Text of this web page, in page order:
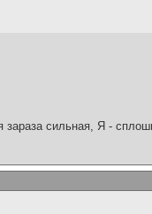
сильная, Я -